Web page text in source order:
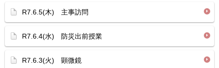
R7.6.5(木) 主事訪問
R7.6.4(水) 防災出前授業
R7.6.3(火) 顕微鏡